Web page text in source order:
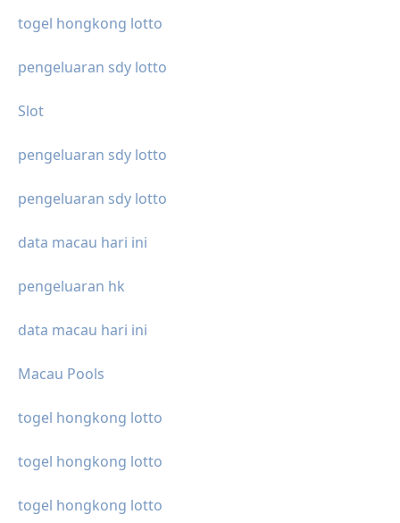
togel hongkong lotto
pengeluaran sdy lotto
Slot
pengeluaran sdy lotto
pengeluaran sdy lotto
data macau hari ini
pengeluaran hk
data macau hari ini
Macau Pools
togel hongkong lotto
togel hongkong lotto
togel hongkong lotto